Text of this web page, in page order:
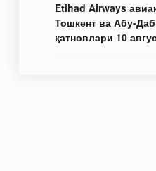
Etihad Airways
Тошкент ва Абу-
қатновлари 10